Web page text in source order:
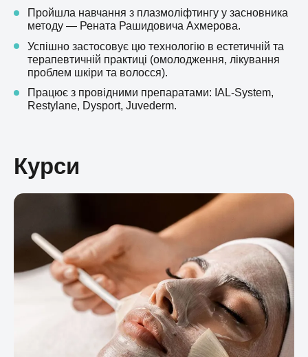
Пройшла навчання з плазмоліфтингу у засновника
методу — Рената Рашидовича Ахмерова.
Успішно застосовує цю технологію в естетичній та
терапевтичній практиці (омолодження, лікування
проблем шкіри та волосся).
Працює з провідними препаратами: IAL-System,
Restylane, Dysport, Juvederm.
Курси